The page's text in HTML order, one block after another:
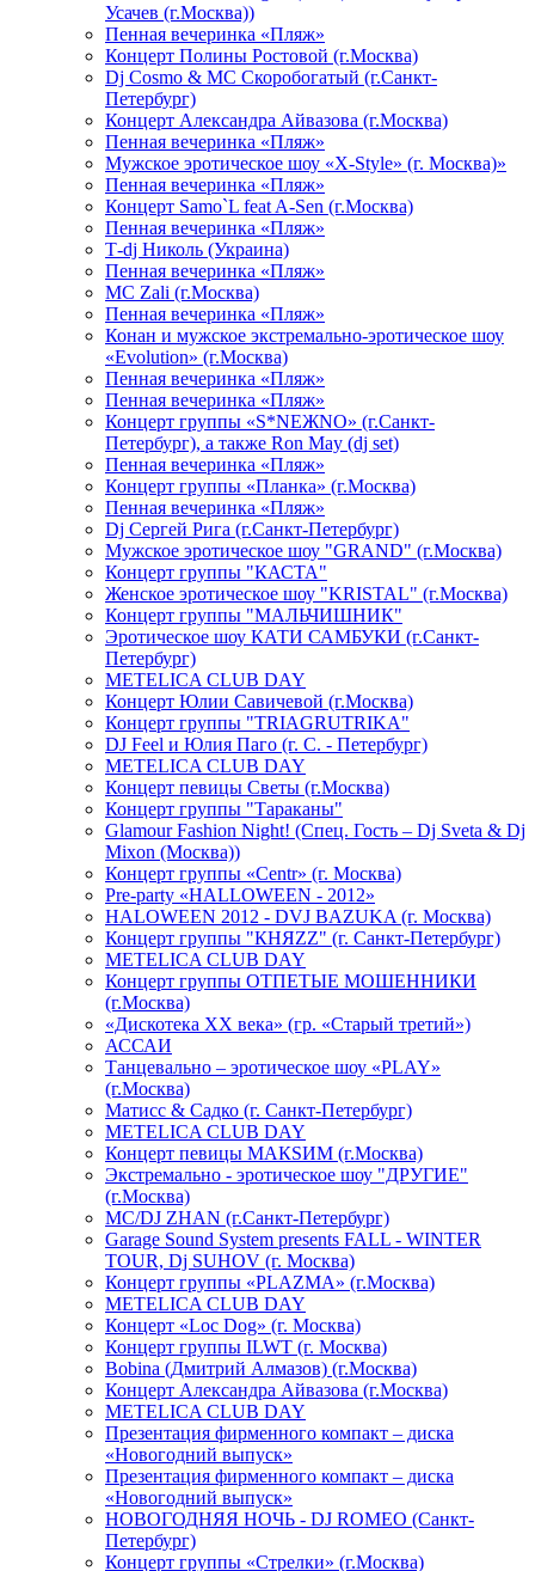
Усачев (г.Москва))
Пенная вечеринка «Пляж»
Концерт Полины Ростовой (г.Москва)
Dj Cosmo & МС Скоробогатый (г.Санкт-
Петербург)
Концерт Александра Айвазова (г.Москва)
Пенная вечеринка «Пляж»
Мужское эротическое шоу «X-Style» (г. Москва)»
Пенная вечеринка «Пляж»
Концерт Samo`L feat A-Sen (г.Москва)
Пенная вечеринка «Пляж»
Т-dj Николь (Украина)
Пенная вечеринка «Пляж»
МС Zali (г.Москва)
Пенная вечеринка «Пляж»
Конан и мужское экстремально-эротическое шоу
«Evolution» (г.Москва)
Пенная вечеринка «Пляж»
Пенная вечеринка «Пляж»
Концерт группы «S*NEЖNO» (г.Санкт-
Петербург), а также Ron May (dj set)
Пенная вечеринка «Пляж»
Концерт группы «Планка» (г.Москва)
Пенная вечеринка «Пляж»
Dj Сергей Рига (г.Санкт-Петербург)
Мужское эротическое шоу "GRAND" (г.Москва)
Концерт группы "КАСТА"
Женское эротическое шоу "KRISTAL" (г.Москва)
Концерт группы "МАЛЬЧИШНИК"
Эротическое шоу КАТИ САМБУКИ (г.Санкт-
Петербург)
METELICA CLUB DAY
Концерт Юлии Савичевой (г.Москва)
Концерт группы "TRIAGRUTRIKA"
DJ Feel и Юлия Паго (г. С. - Петербург)
METELICA CLUB DAY
Концерт певицы Светы (г.Москва)
Концерт группы "Тараканы"
Glamour Fashion Night! (Спец. Гость – Dj Sveta & Dj
Mixon (Москва))
Концерт группы «Centr» (г. Москва)
Pre-party «HALLOWEEN - 2012»
HALOWEEN 2012 - DVJ BAZUKA (г. Москва)
Концерт группы "КНЯZZ" (г. Санкт-Петербург)
METELICA CLUB DAY
Концерт группы ОТПЕТЫЕ МОШЕННИКИ
(г.Москва)
«Дискотека ХХ века» (гр. «Старый третий»)
АССАИ
Танцевально – эротическое шоу «PLAY»
(г.Москва)
Матисс & Садко (г. Санкт-Петербург)
METELICA CLUB DAY
Концерт певицы МАКSИМ (г.Москва)
Экстремально - эротическое шоу "ДРУГИЕ"
(г.Москва)
МС/DJ ZHAN (г.Санкт-Петербург)
Garage Sound System presents FALL - WINTER
TOUR, Dj SUHOV (г. Москва)
Концерт группы «PLAZMA» (г.Москва)
METELICA CLUB DAY
Концерт «Loc Dog» (г. Москва)
Концерт группы ILWT (г. Москва)
Bobina (Дмитрий Алмазов) (г.Москва)
Концерт Александра Айвазова (г.Москва)
METELICA CLUB DAY
Презентация фирменного компакт – диска
«Новогодний выпуск»
Презентация фирменного компакт – диска
«Новогодний выпуск»
НОВОГОДНЯЯ НОЧЬ - DJ ROMEO (Санкт-
Петербург)
Концерт группы «Стрелки» (г.Москва)